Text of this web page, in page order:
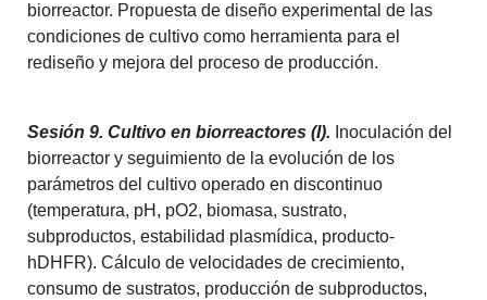
biorreactor. Propuesta de diseño experimental de las
condiciones de cultivo como herramienta para el
rediseño y mejora del proceso de producción.
Sesión 9. Cultivo en biorreactores (I). Inoculación del
biorreactor y seguimiento de la evolución de los
parámetros del cultivo operado en discontinuo
(temperatura, pH, pO2, biomasa, sustrato,
subproductos, estabilidad plasmídica, producto-
hDHFR). Cálculo de velocidades de crecimiento,
consumo de sustratos, producción de subproductos,